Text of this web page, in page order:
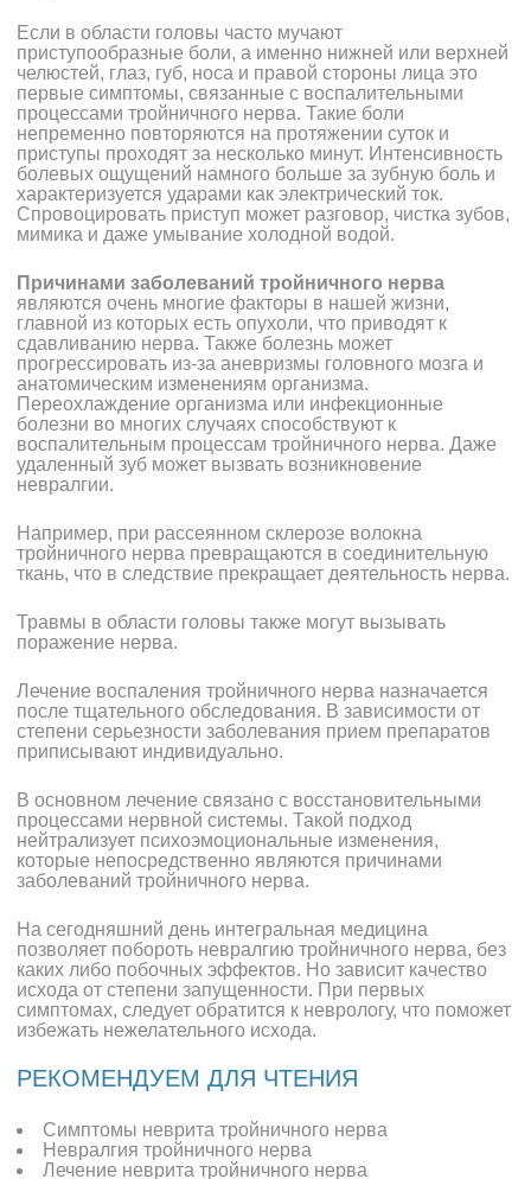
Если в области головы часто мучают
приступообразные боли, а именно нижней или верхней
челюстей, глаз, губ, носа и правой стороны лица это
первые симптомы, связанные с воспалительными
процессами тройничного нерва. Такие боли
непременно повторяются на протяжении суток и
приступы проходят за несколько минут. Интенсивность
болевых ощущений намного больше за зубную боль и
характеризуется ударами как электрический ток.
Спровоцировать приступ может разговор, чистка зубов,
мимика и даже умывание холодной водой.
Причинами заболеваний тройничного нерва
являются очень многие факторы в нашей жизни,
главной из которых есть опухоли, что приводят к
сдавливанию нерва. Также болезнь может
прогрессировать из-за аневризмы головного мозга и
анатомическим изменениям организма.
Переохлаждение организма или инфекционные
болезни во многих случаях способствуют к
воспалительным процессам тройничного нерва. Даже
удаленный зуб может вызвать возникновение
невралгии.
Например, при рассеянном склерозе волокна
тройничного нерва превращаются в соединительную
ткань, что в следствие прекращает деятельность нерва.
Травмы в области головы также могут вызывать
поражение нерва.
Лечение воспаления тройничного нерва назначается
после тщательного обследования. В зависимости от
степени серьезности заболевания прием препаратов
приписывают индивидуально.
В основном лечение связано с восстановительными
процессами нервной системы. Такой подход
нейтрализует психоэмоциональные изменения,
которые непосредственно являются причинами
заболеваний тройничного нерва.
На сегодняшний день интегральная медицина
позволяет побороть невралгию тройничного нерва, без
каких либо побочных эффектов. Но зависит качество
исхода от степени запущенности. При первых
симптомах, следует обратится к неврологу, что поможет
избежать нежелательного исхода.
РЕКОМЕНДУЕМ ДЛЯ ЧТЕНИЯ
Симптомы неврита тройничного нерва
Невралгия тройничного нерва
Лечение неврита тройничного нерва